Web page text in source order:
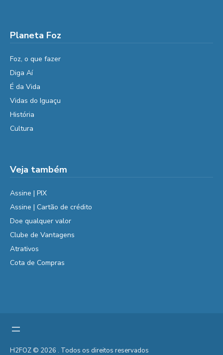
Planeta Foz
Foz, o que fazer
Diga Aí
É da Vida
Vidas do Iguaçu
História
Cultura
Veja também
Assine | PIX
Assine | Cartão de crédito
Doe qualquer valor
Clube de Vantagens
Atrativos
Cota de Compras
H2FOZ © 2026 . Todos os direitos reservados